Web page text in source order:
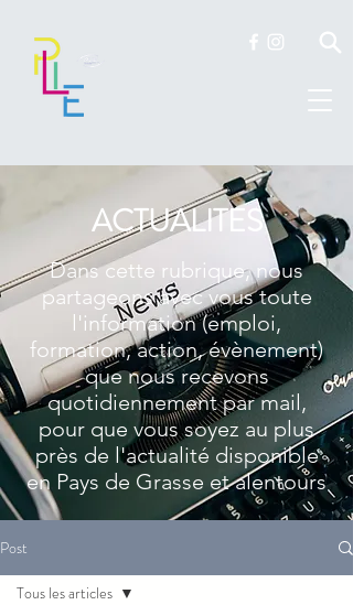
ACTUALITES
Dans cette rubrique, nous
partageons avec vous toute
l'information (emploi,
formation, action, évènement)
que nous recevons
quotidiennement par mail,
pour que vous soyez au plus
près de l'actualité disponible
en Pays de Grasse et alentours
Post
Tous les articles